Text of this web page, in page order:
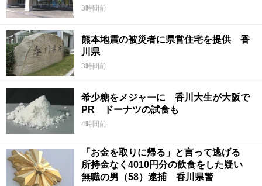
3時間前
熊本地震の被災者に県営住宅を提供 香
川県
3時間前
希少糖をメジャーに 香川大生が大阪で
PR ドーナツの試食も
4時間前
「お金を取りに帰る」と言って逃げる
所持金なく4010円分の飲食をした疑い
無職の男（58）逮捕 香川県警